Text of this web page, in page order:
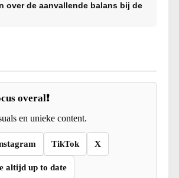
over de aanvallende balans bij de
overal❗
en unieke content.
TikTok X
altijd up to date